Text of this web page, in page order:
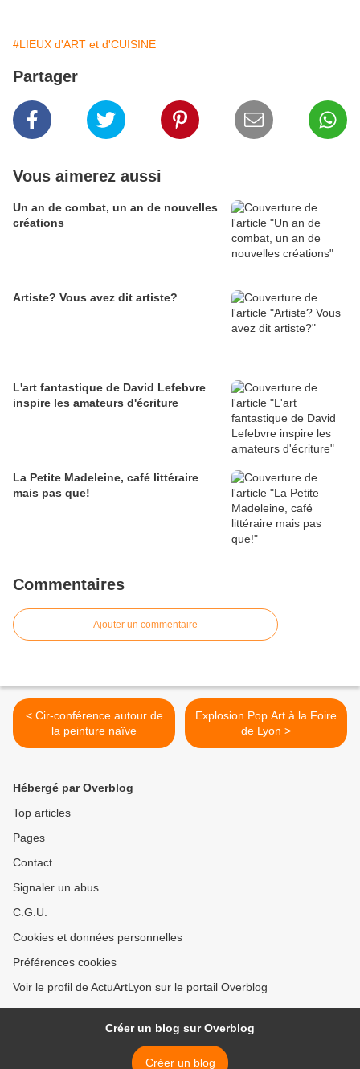
#LIEUX d'ART et d'CUISINE
Partager
Vous aimerez aussi
Un an de combat, un an de nouvelles
créations
Artiste? Vous avez dit artiste?
L'art fantastique de David Lefebvre
inspire les amateurs d'écriture
La Petite Madeleine, café littéraire
mais pas que!
Commentaires
Ajouter un commentaire
< Cir-conférence autour de
la peinture naïve
Explosion Pop Art à la Foire
de Lyon >
Hébergé par Overblog
Top articles
Pages
Contact
Signaler un abus
C.G.U.
Cookies et données personnelles
Préférences cookies
Voir le profil de ActuArtLyon sur le portail Overblog
Créer un blog sur Overblog
Créer un blog